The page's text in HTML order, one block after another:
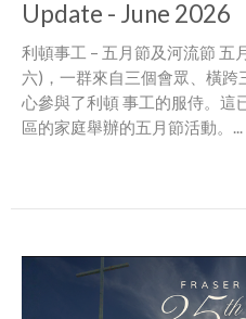
Update - June 2026
利頓事工 – 五月節及河流節 五
六)，一群來自三個會眾、橫
心參與了利頓 事工的服侍。這
區的家庭舉辦的五月節活動。...